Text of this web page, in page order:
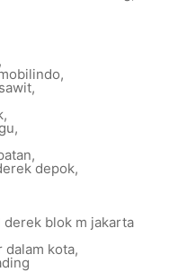
,
,
,
,
,
,
depok,
derek blok m jakarta
dalam kota,